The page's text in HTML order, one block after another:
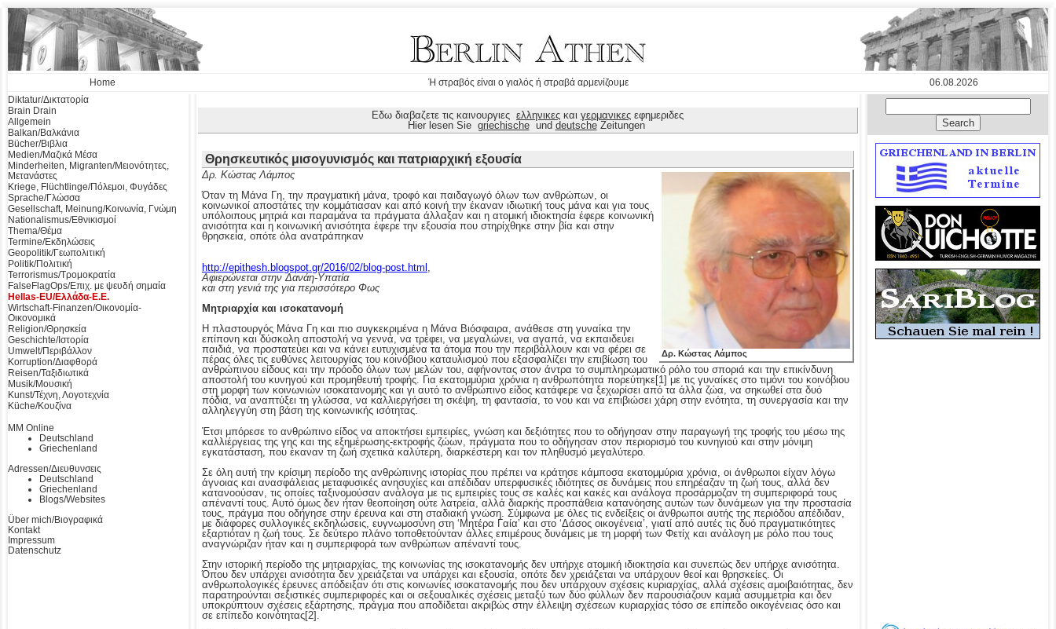
Home Ή στραβός είναι ο γιαλός ή στραβά αρμενίζουμε
06.08.2026
Diktatur/Δικτατορία
Brain Drain
Allgemein
Balkan/Βαλκάνια
Bücher/Βιβλια
Medien/Μαζικά Μέσα
Minderheiten, Migranten/Μειονότητες,
Μετανάστες
Kriege, Flüchtlinge/Πόλεμοι, Φυγάδες
Sprache/Γλώσσα
Gesellschaft, Meinung/Κοινωνία, Γνώμη
Nationalismus/Εθνικισμοί
Thema/Θέμα
Termine/Εκδηλώσεις
Geopolitik/Γεωπολιτική
Politik/Πολιτική
Terrorismus/Τρομοκρατία
FalseFlagOps/Επιχ. με ψευδή σημαία
Hellas-EU/Ελλάδα-Ε.Ε.
Wirtschaft-Finanzen/Οικονομία-
Οικονομικά
Religion/Θρησκεία
Geschichte/Ιστορία
Umwelt/Περιβάλλον
Korruption/Διαφθορά
Reisen/Ταξιδιωτικά
Musik/Μουσική
Kunst/Τέχνη, Λογοτεχνία
Küche/Κουζίνα
MM Online
Deutschland
Griechenland
Adressen/Διευθυνσεις
Deutschland
Griechenland
Blogs/Websites
Über mich/Βιογραφικά
Kontakt
Impressum
Datenschutz
Εδω διαβαζετε τις καινουργιες ελληνικες και γερμανικες εφημεριδες
Hier lesen Sie griechischeund deutscheZeitungen
Θρησκευτικός μισογυνισμός και πατριαρχική εξουσία
Δρ. Κώστας Λάμπος
Δρ. Κώστας Λάμπος
Όταν τη Μάνα Γη, την πραγματική μάνα, τροφό και παιδαγωγό όλων των ανθρώπων, οι
κοινωνικοί αποστάτες την κομμάτιασαν και από κοινή την έκαναν ιδιωτική τους μάνα και για τους
υπόλοιπους μητριά και παραμάνα τα πράγματα άλλαξαν και η ατομική ιδιοκτησία έφερε κοινωνική
ανισότητα και η κοινωνική ανισότητα έφερε την εξουσία που στηρίχθηκε στην βία και στην
θρησκεία, οπότε όλα ανατράπηκαν
http://epithesh.blogspot.gr/2016/02/blog-post.html
Αφιερώνεται στην Δανάη-Υπατία
και στη γενιά της για περισσότερο Φως
Μητριαρχία και ισοκατανομή
Η πλαστουργός Μάνα Γη και πιο συγκεκριμένα η Μάνα Βιόσφαιρα, ανάθεσε στη γυναίκα την
επίπονη και δύσκολη αποστολή να γεννά, να τρέφει, να μεγαλώνει, να αγαπά, να εκπαιδεύει
παιδιά, να προστατεύει και να κάνει ευτυχισμένα τα άτομα που την περιβάλλουν και να φέρει σε
πέρας όλες τις ευθύνες λειτουργίας του κοινόβιου καταυλισμού που εξασφαλίζει την επιβίωση του
ανθρώπινου είδους και την πρόοδο όλων των μελών του, αφήνοντας στον άντρα το συμπληρωματικό ρόλο του σποριά και την επικίνδυνη
αποστολή του κυνηγού και προμηθευτή τροφής. Για εκατομμύρια χρόνια η ανθρωπότητα πορεύτηκε[1] με τις γυναίκες στο τιμόνι του κοινόβιου
στη μορφή των κοινωνιών ισοκατανομής και γι αυτό το ανθρώπινο είδος κατάφερε να ξεχωρίσει από τα άλλα ζώα, να σηκωθεί στα δυό
πόδια, να αναπτύξει τη γλώσσα, να καλλιεργήσει τη σκέψη, τη φαντασία, το νου και να επιβιώσει χάρη στην ενότητα, τη συνεργασία και την
αλληλεγγύη στη βάση της κοινωνικής ισότητας.
Έτσι μπόρεσε το ανθρώπινο είδος να αποκτήσει εμπειρίες, γνώση και δεξιότητες που το οδήγησαν στην παραγωγή της τροφής του μέσω της
καλλιέργειας της γης και της εξημέρωσης-εκτροφής ζώων, πράγματα που το οδήγησαν στον περιορισμό του κυνηγιού και στην μόνιμη
εγκατάσταση, που έκαναν τη ζωή σχετικά καλύτερη, διαρκέστερη και τον πληθυσμό μεγαλύτερο.
Σε όλη αυτή την κρίσιμη περίοδο της ανθρώπινης ιστορίας που πρέπει να κράτησε κάμποσα εκατομμύρια χρόνια, οι άνθρωποι είχαν λόγω
άγνοιας και ανασφάλειας μεταφυσικές ανησυχίες και απέδιδαν υπερφυσικές ιδιότητες σε δυνάμεις που επηρέαζαν τη ζωή τους, αλλά δεν
κατανοούσαν, τις οποίες ταξινομούσαν ανάλογα με τις εμπειρίες τους σε καλές και κακές και ανάλογα προσάρμοζαν τη συμπεριφορά τους
απέναντί τους. Αυτό όμως δεν ήταν θεοποίηση ούτε λατρεία, αλλά διαρκής προσπάθεια κατανόησης αυτών των δυνάμεων για την προστασία
τους, πράγμα που οδήγησε στην έρευνα και στη σταδιακή γνώση. Σύμφωνα με όλες τις ενδείξεις οι άνθρωποι αυτής της περιόδου απέδιδαν,
με διάφορες συλλογικές εκδηλώσεις, ευγνωμοσύνη στη ‘Μητέρα Γαία’ και στο ‘Δάσος οικογένεια’, γιατί από αυτές τις δυό πραγματικότητες
εξαρτιόταν η ζωή τους. Σε δεύτερο πλάνο τοποθετούνταν άλλες επιμέρους δυνάμεις με τη μορφή των Φετίχ και ανάλογη με ρόλο που τους
αναγνώριζαν ήταν και η συμπεριφορά των ανθρώπων απέναντί τους.
Στην ιστορική περίοδο της μητριαρχίας, της κοινωνίας της ισοκατανομής δεν υπήρχε ατομική ιδιοκτησία και συνεπώς δεν υπήρχε ανισότητα.
Όπου δεν υπάρχει ανισότητα δεν χρειάζεται να υπάρχει και εξουσία, οπότε δεν χρειάζεται να υπάρχουν θεοί και θρησκείες. Οι
ανθρωπολογικές έρευνες απόδειξαν ότι στις κοινωνίες ισοκατανομής που δεν υπάρχουν σχέσεις κυριαρχίας, αλλά σχέσεις αμοιβαιότητας, δεν
παρατηρούνται σεξιστικές συμπεριφορές και οι σεξουαλικές σχέσεις μεταξύ των δύο φύλλων δεν παρουσιάζουν καμιά ασυμμετρία και δεν
υποκρύπτουν σχέσεις εξάρτησης, πράγμα που αποδίδεται ακριβώς στην έλλειψη σχέσεων κυριαρχίας τόσο σε επίπεδο οικογένειας όσο και
σε επίπεδο κοινότητας[2].